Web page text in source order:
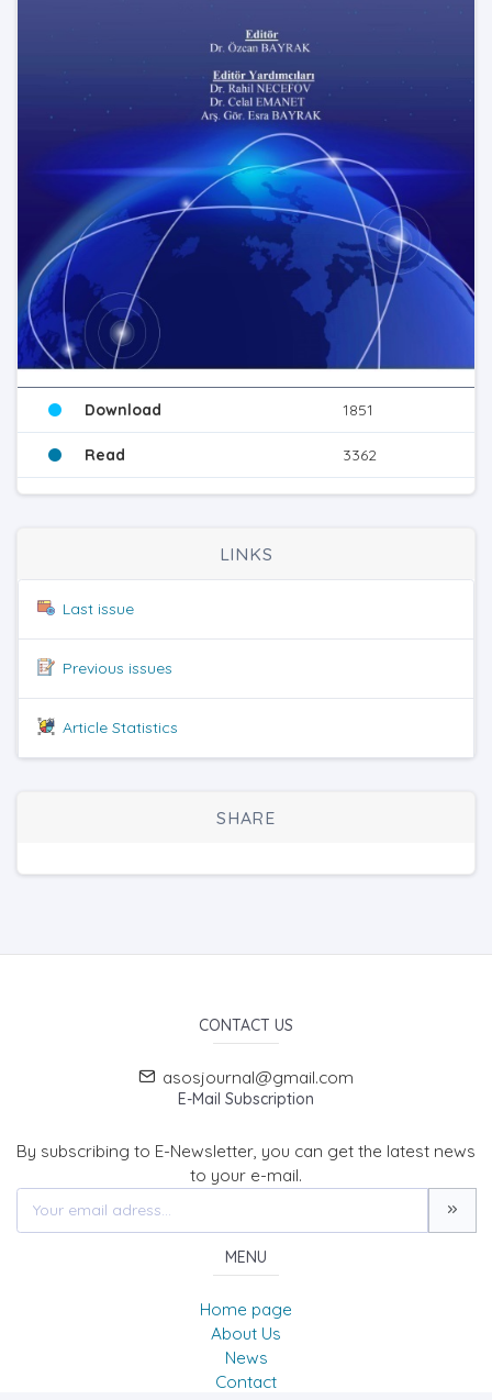
Download 1851
Read 3362
LINKS
Last issue
Previous issues
Article Statistics
SHARE
CONTACT US
asosjournal@gmail.com
E-Mail Subscription
By subscribing to E-Newsletter, you can get the latest news
to your e-mail.
MENU
Home page
About Us
News
Contact